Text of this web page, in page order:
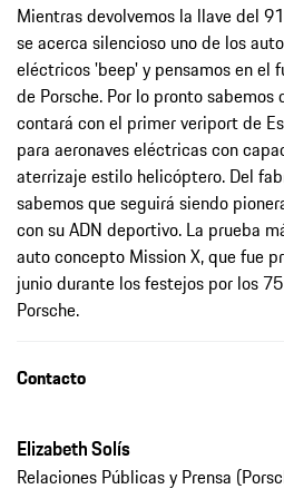
Mientras devolvemos la llave del
se acerca silencioso uno de los
eléctricos 'beep' y pensamos en el
de Porsche. Por lo pronto sabemos
contará con el primer veriport de
para aeronaves eléctricas con
aterrizaje estilo helicóptero. Del
sabemos que seguirá siendo
con su ADN deportivo. La prueba
auto concepto Mission X, que fue
junio durante los festejos por los
Porsche.
Contacto
Elizabeth Solís
Relaciones Públicas y Prensa